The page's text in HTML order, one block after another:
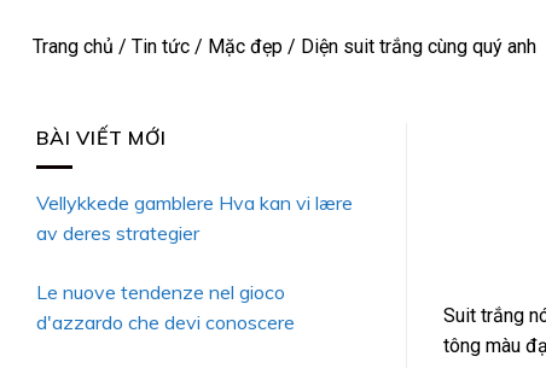
Trang chủ / Tin tức / Mặc đẹp / Diện suit trắng cùng quý anh
BÀI VIẾT MỚI
Vellykkede gamblere Hva kan vi lære
av deres strategier
Le nuove tendenze nel gioco
d'azzardo che devi conoscere
Suit trắng
tông màu